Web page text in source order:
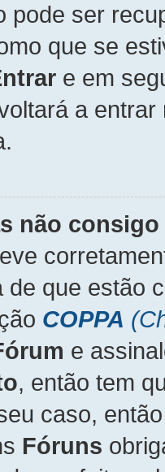
pode ser
que se
e em
a
não
de que estão
COPPA
e
, então tem
caso,
Fóruns